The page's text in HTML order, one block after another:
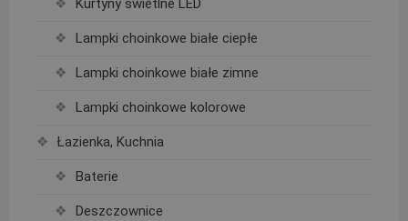
Kurtyny świetlne LED
Lampki choinkowe białe ciepłe
Lampki choinkowe białe zimne
Lampki choinkowe kolorowe
Łazienka, Kuchnia
Baterie
Deszczownice